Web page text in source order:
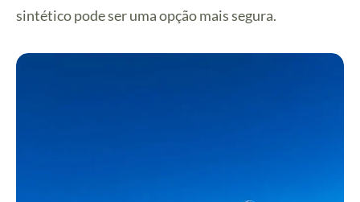
sintético pode ser uma opção mais segura.